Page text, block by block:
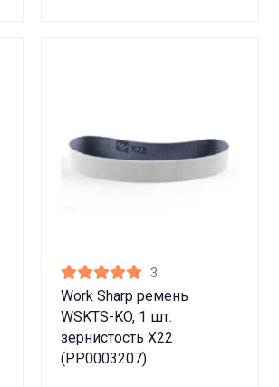
3
Work Sharp ремень
WSKTS-KO, 1 шт.
зернистость X22
(PP0003207)